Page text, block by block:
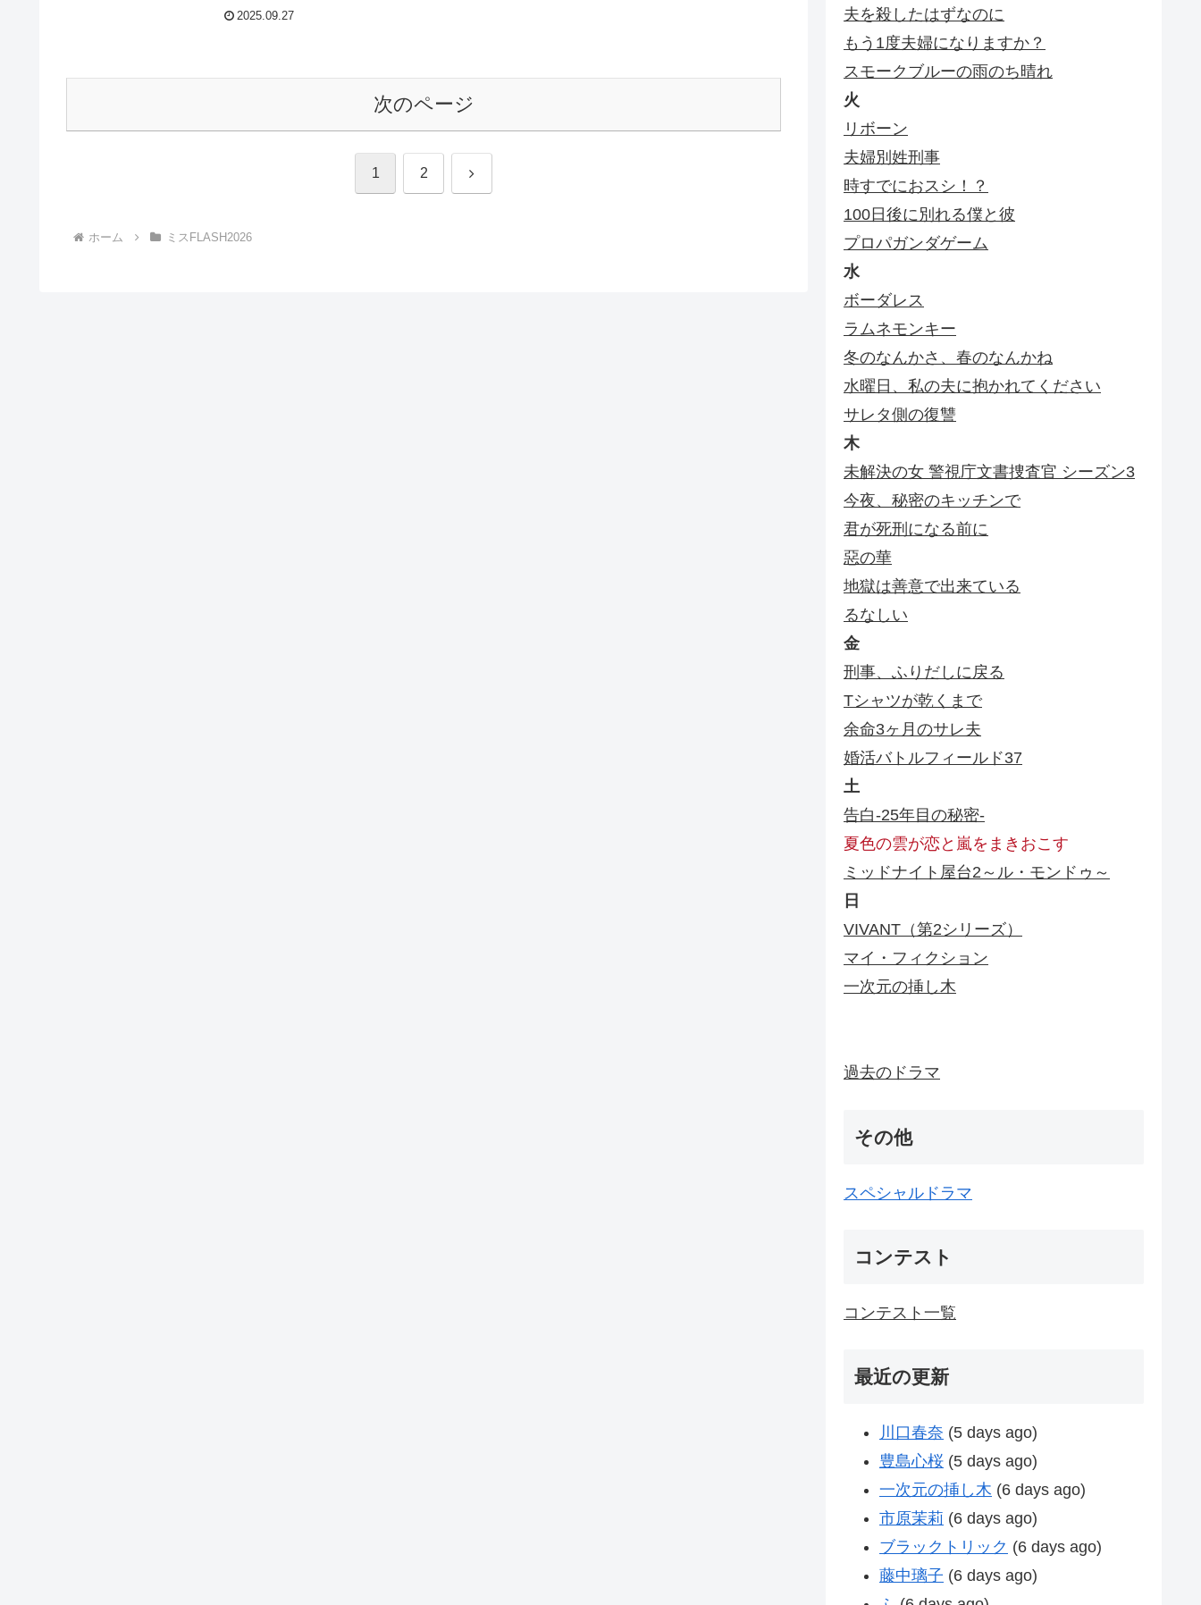
2025.09.27
次のページ
1 2 次
ホーム ミスFLASH2026
夫を殺したはずなのに
もう1度夫婦になりますか？
スモークブルーの雨のち晴れ
火
リボーン
夫婦別姓刑事
時すでにおスシ！？
100日後に別れる僕と彼
プロパガンダゲーム
水
ボーダレス
ラムネモンキー
冬のなんかさ、春のなんかね
水曜日、私の夫に抱かれてください
サレタ側の復讐
木
未解決の女 警視庁文書捜査官 シーズン3
今夜、秘密のキッチンで
君が死刑になる前に
惡の華
地獄は善意で出来ている
るなしい
金
刑事、ふりだしに戻る
Tシャツが乾くまで
余命3ヶ月のサレ夫
婚活バトルフィールド37
土
告白-25年目の秘密-
夏色の雲が恋と嵐をまきおこす
ミッドナイト屋台2～ル・モンドゥ～
日
VIVANT（第2シリーズ）
マイ・フィクション
一次元の挿し木
過去のドラマ
その他
スペシャルドラマ
コンテスト
コンテスト一覧
最近の更新
川口春奈 (5 days ago)
豊島心桜 (5 days ago)
一次元の挿し木 (6 days ago)
市原茉莉 (6 days ago)
ブラックトリック (6 days ago)
藤中璃子 (6 days ago)